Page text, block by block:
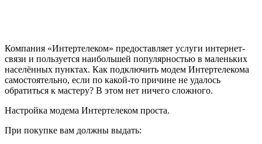
Компания «Интертелеком» предоставляет услуги интернет-
связи и пользуется наибольшей популярностью в маленьких
населённых пунктах. Как подключить модем Интертелекома
самостоятельно, если по какой-то причине не удалось
обратиться к мастеру? В этом нет ничего сложного.
Настройка модема Интертелеком проста.
При покупке вам должны выдать: